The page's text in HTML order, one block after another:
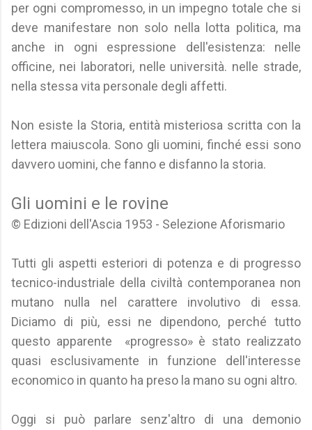
per ogni compromesso, in un impegno totale che si
deve manifestare non solo nella lotta politica, ma
anche in ogni espressione dell'esistenza: nelle
officine, nei laboratori, nelle università. nelle strade,
nella stessa vita personale degli affetti.
Non esiste la Storia, entità misteriosa scritta con la
lettera maiuscola. Sono gli uomini, finché essi sono
davvero uomini, che fanno e disfanno la storia.
Gli uomini e le rovine
© Edizioni dell'Ascia 1953 - Selezione Aforismario
Tutti gli aspetti esteriori di potenza e di progresso
tecnico-industriale della civiltà contemporanea non
mutano nulla nel carattere involutivo di essa.
Diciamo di più, essi ne dipendono, perché tutto
questo apparente «progresso» è stato realizzato
quasi esclusivamente in funzione dell'interesse
economico in quanto ha preso la mano su ogni altro.
Oggi si può parlare senz'altro di una demonio